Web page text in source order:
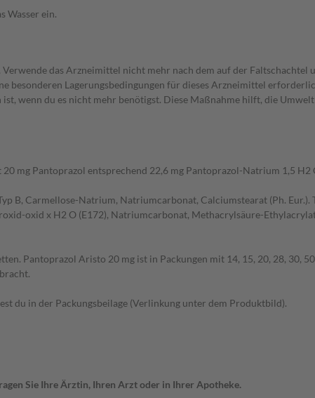
Wasser ein.
das Arzneimittel nicht mehr nach dem auf der Faltschachtel
besonderen Lagerungsbedingungen für dieses Arzneimittel
wenn du es nicht mehr benötigst. Diese Maßnahme hilft, die Umwelt
mg Pantoprazol entsprechend 22,6 mg Pantoprazol-Natrium 1,5 H2
B, Carmellose-Natrium, Natriumcarbonat, Calciumstearat (Ph.
oxid x H2 O (E172), Natriumcarbonat, Methacrylsäure-
Pantoprazol Aristo 20 mg ist in Packungen mit 14, 15, 20, 28, 30,
du in der Packungsbeilage (Verlinkung unter dem Produktbild).
Sie Ihre Ärztin, Ihren Arzt oder in Ihrer Apotheke.